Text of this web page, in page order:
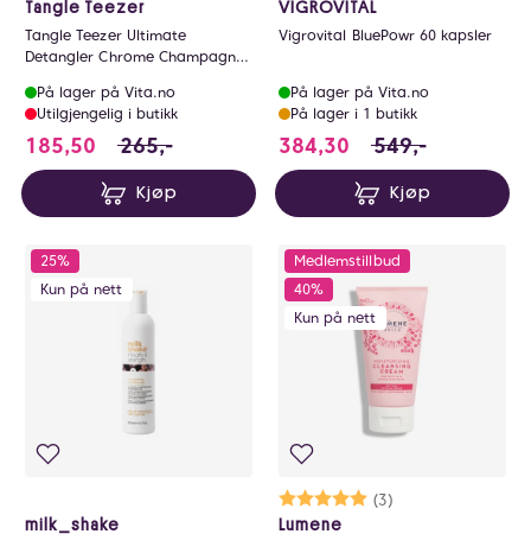
Tangle Teezer
Tangle Teezer Ultimate
Detangler Chrome Champagne
På lager på Vita.no
Utilgjengelig i butikk
185,50 185.5 i stedet for 265 NOK, du sparer 79.5
265,-
Kjøp
VIGROVITAL
Vigrovital BluePowr 60 kapsler
På lager på Vita.no
På lager i 1 butikk
384,30 384.3 i stedet for
549,-
Kjøp
25%
Kun på nett
milk_shake
Medlemstillbud
40%
Kun på nett
Karakter:
(3)
5.0 av 5 mulige
Lumene